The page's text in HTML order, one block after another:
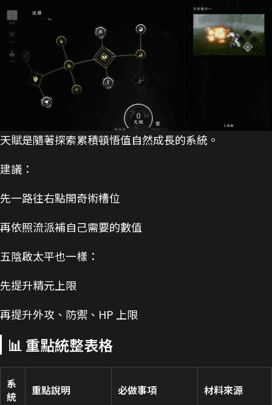
天賦是隨著探索累積頓悟值自然成長的系統。
建議：
先一路往右點開奇術槽位
再依照流派補自己需要的數值
五陰啟太平也一樣：
先提升精元上限
再提升外攻、防禦、HP 上限
📊 重點統整表格
系
統
重點說明 必做事項 材料來源